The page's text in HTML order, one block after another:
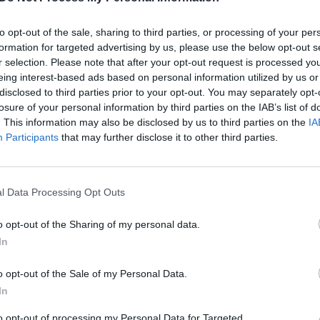
opt-out of the sale, sharing to third parties, or processing of your
for targeted advertising by us, please use the below opt-out
selection. Please note that after your opt-out request is processed
interest-based ads based on personal information utilized by us
to third parties prior to your opt-out. You may separately
of your personal information by third parties on the IAB’s list of
This information may also be disclosed by us to third parties on the
Participants that may further disclose it to other third parties.
Data Processing Opt Outs
opt-out of the Sharing of my personal data.
opt-out of the Sale of my Personal Data.
opt-out of processing my Personal Data for Targeted
Dmitrijus Peskovas Europa
Visi įrašai
laikų karščio rekordas: čia temperatūra
Žinios Pasaulis
00:41:28